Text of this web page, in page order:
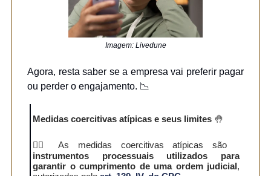
Imagem: Livedune
Agora, resta saber se a empresa vai preferir pagar
ou perder o engajamento. 📉
Medidas coercitivas atípicas e seus limites 🤚
👩‍⚖️ As medidas coercitivas atípicas são
instrumentos processuais utilizados para
garantir o cumprimento de uma ordem judicial,